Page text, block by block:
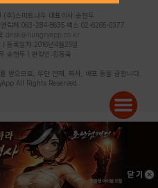
(주)스마트나우 대표이사:송현두
연락처:063-284-8635 팩스:02-6265-0377
desk@hungryapp.co.kr
등록일자:2016년4월25일
송현두 | 편집인:김동욱
받으므로, 무단 전재, 복사, 배포 등을 금합니다.
All Rights Reserved.